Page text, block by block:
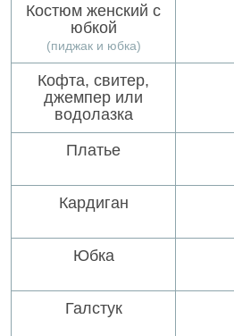
Костюм женский с
юбкой
(пиджак и юбка)
Кофта, свитер,
джемпер или
водолазка
Платье
Кардиган
Юбка
Галстук